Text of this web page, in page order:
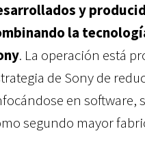
y
la
. La operación está
de Sony de
en software,
segundo mayor